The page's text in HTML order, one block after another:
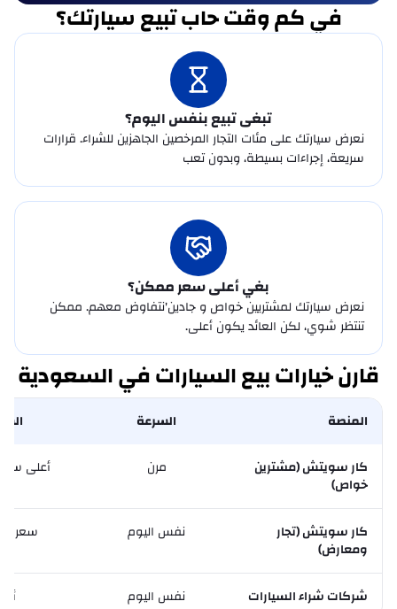
فيسكر
فورثنج
فوتون
جي أي سي
جالكسي
جيلي
جينيسيس
جمس
غولدن دراغون
جريت وول
هونشي
في كم وقت حاب تبيع سيارتك؟
تبغى تبيع بنفس اليوم؟
نعرض سيارتك على مئات التجار المرخصين الجاهزين للشراء. قرارات
سريعة، إجراءات بسيطة، وبدون تعب
بغي أعلى سعر ممكن؟
نعرض سيارتك لمشتريين خواص و جادين'نتفاوض معهم. ممكن
تنتظر شوي، لكن العائد يكون أعلى.
قارن خيارات بيع السيارات في السعودية
المنصة السرعة
كار سويتش (مشترين
خواص)
مرن أعلى
كار سويتش (تجار
ومعارض)
نفس اليوم سعر
شركات شراء السيارات نفس اليوم